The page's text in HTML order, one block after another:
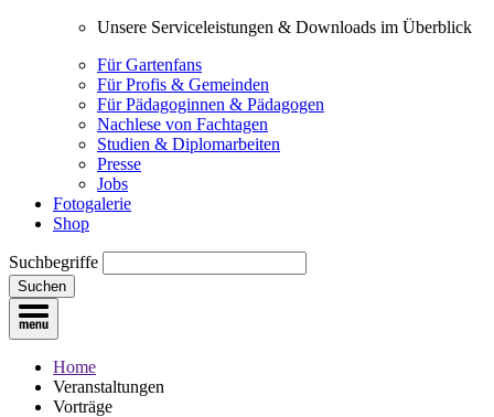
Unsere Serviceleistungen & Downloads im Überblick
Für Gartenfans
Für Profis & Gemeinden
Für Pädagoginnen & Pädagogen
Nachlese von Fachtagen
Studien & Diplomarbeiten
Presse
Jobs
Fotogalerie
Shop
Suchbegriffe
Suchen
Home
Veranstaltungen
Vorträge